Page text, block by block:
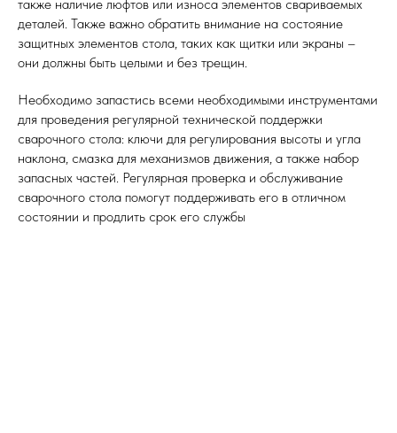
также наличие люфтов или износа элементов свариваемых
деталей. Также важно обратить внимание на состояние
защитных элементов стола, таких как щитки или экраны –
они должны быть целыми и без трещин.
Необходимо запастись всеми необходимыми инструментами
для проведения регулярной технической поддержки
сварочного стола: ключи для регулирования высоты и угла
наклона, смазка для механизмов движения, а также набор
запасных частей. Регулярная проверка и обслуживание
сварочного стола помогут поддерживать его в отличном
состоянии и продлить срок его службы